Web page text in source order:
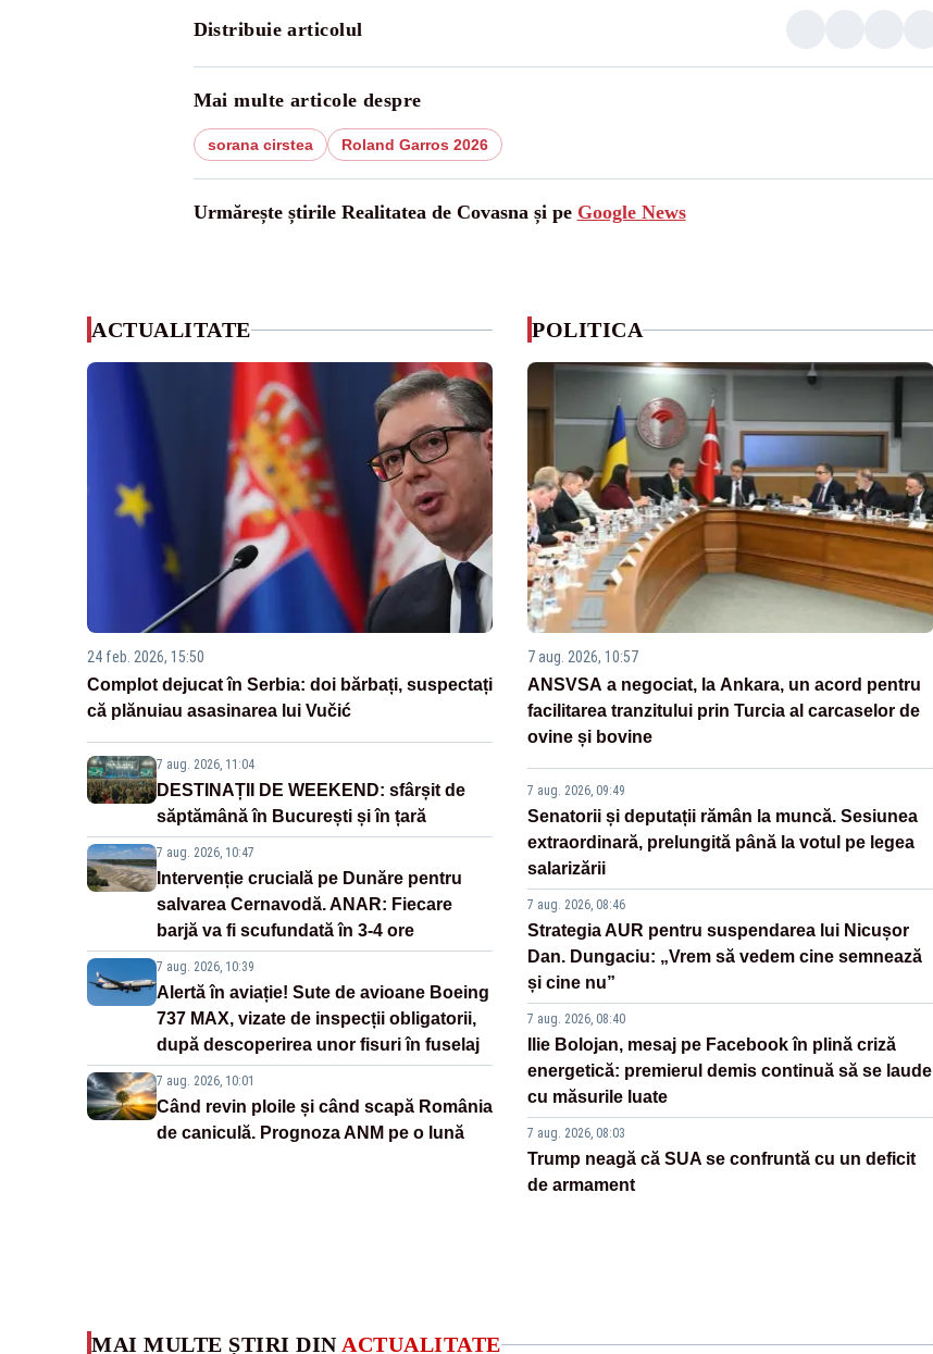
Distribuie articolul
Mai multe articole despre
sorana cirstea Roland Garros 2026
Urmărește știrile Realitatea de Covasna și pe Google News
ACTUALITATE
24 feb. 2026, 15:50
Complot dejucat în Serbia: doi bărbați, suspectați
că plănuiau asasinarea lui Vučić
7 aug. 2026, 11:04
DESTINAȚII DE WEEKEND: sfârșit de
săptămână în București și în țară
7 aug. 2026, 10:47
Intervenție crucială pe Dunăre pentru
salvarea Cernavodă. ANAR: Fiecare
barjă va fi scufundată în 3-4 ore
7 aug. 2026, 10:39
Alertă în aviație! Sute de avioane Boeing
737 MAX, vizate de inspecții obligatorii,
după descoperirea unor fisuri în fuselaj
7 aug. 2026, 10:01
Când revin ploile și când scapă România
de caniculă. Prognoza ANM pe o lună
POLITICA
7 aug. 2026, 10:57
ANSVSA a negociat, la Ankara, un acord pentru
facilitarea tranzitului prin Turcia al carcaselor de
ovine și bovine
7 aug. 2026, 09:49
Senatorii și deputații rămân la muncă. Sesiunea
extraordinară, prelungită până la votul pe legea
salarizării
7 aug. 2026, 08:46
Strategia AUR pentru suspendarea lui Nicușor
Dan. Dungaciu: „Vrem să vedem cine semnează
și cine nu”
7 aug. 2026, 08:40
Ilie Bolojan, mesaj pe Facebook în plină criză
energetică: premierul demis continuă să se laude
cu măsurile luate
7 aug. 2026, 08:03
Trump neagă că SUA se confruntă cu un deficit
de armament
MAI MULTE ȘTIRI DIN ACTUALITATE